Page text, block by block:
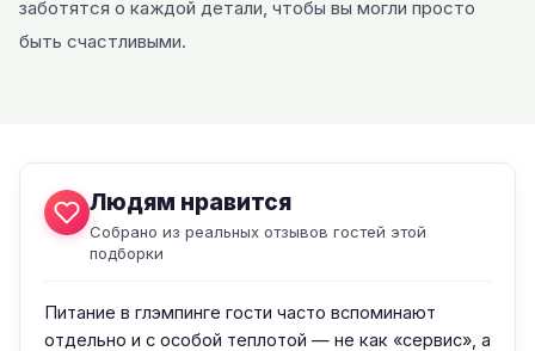
заботятся о каждой детали, чтобы вы могли просто
быть счастливыми.
Людям нравится
Собрано из реальных отзывов гостей этой
подборки
Питание в глэмпинге гости часто вспоминают
отдельно и с особой теплотой — не как «сервис», а